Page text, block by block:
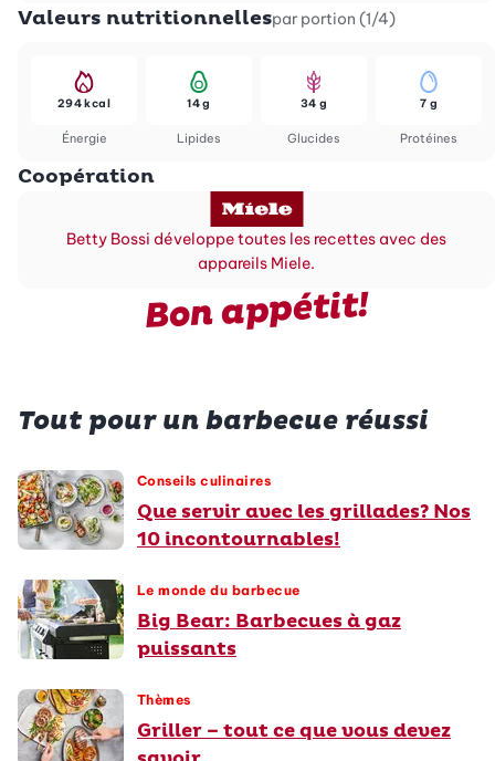
Valeurs nutritionnellespar portion (1/4)
Énergie
294 kcal
Lipides
14 g
Glucides
34 g
Protéines
7 g
Coopération
Betty Bossi développe toutes les recettes avec des
appareils Miele.
Bon appétit!
Tout pour un barbecue réussi
Conseils culinaires
Que servir avec les grillades? Nos
10 incontournables!
Le monde du barbecue
Big Bear: Barbecues à gaz
puissants
Thèmes
Griller – tout ce que vous devez